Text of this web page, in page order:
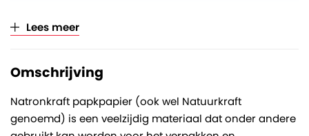
Aantal op volle pallet
Lees meer
Omschrijving
Natronkraft papkpapier (ook wel Natuurkraft
genoemd) is een veelzijdig materiaal dat onder andere